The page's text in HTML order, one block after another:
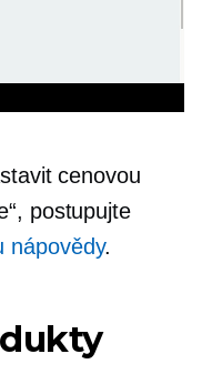
cenovou
postupujte
nápovědy.